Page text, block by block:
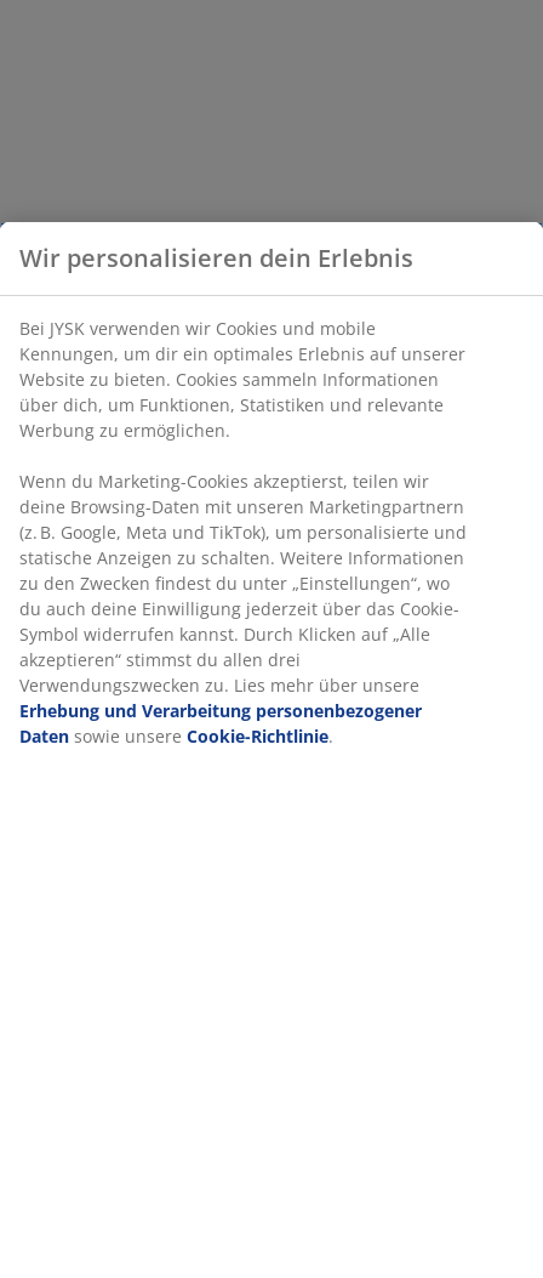
Wir personalisieren dein Erlebnis
Bei JYSK verwenden wir Cookies und mobile
Kennungen, um dir ein optimales Erlebnis auf unserer
Website zu bieten. Cookies sammeln Informationen
über dich, um Funktionen, Statistiken und relevante
Werbung zu ermöglichen.
Wenn du Marketing-Cookies akzeptierst, teilen wir
deine Browsing-Daten mit unseren Marketingpartnern
(z. B. Google, Meta und TikTok), um personalisierte und
statische Anzeigen zu schalten. Weitere Informationen
zu den Zwecken findest du unter „Einstellungen“, wo
du auch deine Einwilligung jederzeit über das Cookie-
Symbol widerrufen kannst. Durch Klicken auf „Alle
akzeptieren“ stimmst du allen drei
Verwendungszwecken zu. Lies mehr über unsere
Erhebung und Verarbeitung personenbezogener
Daten sowie unsere Cookie-Richtlinie.